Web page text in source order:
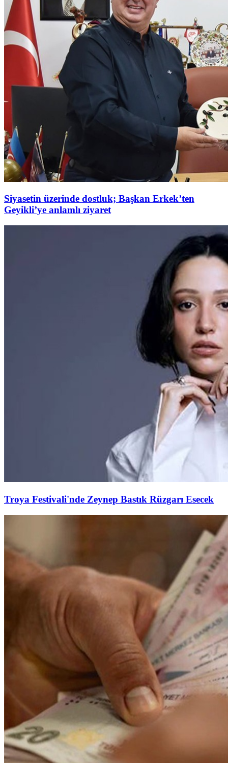
Siyasetin üzerinde dostluk; Başkan Erkek’ten
Geyikli’ye anlamlı ziyaret
Troya Festivali'nde Zeynep Bastık Rüzgarı Esecek